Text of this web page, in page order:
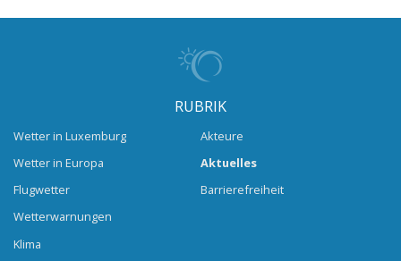
RUBRIK
Wetter in Luxemburg
Wetter in Europa
Flugwetter
Wetterwarnungen
Klima
Akteure
Aktuelles
Barrierefreiheit